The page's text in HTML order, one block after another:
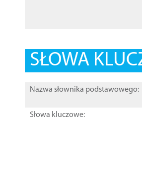
SŁOWA
Nazwa słownika podstawowego:
Słowa kluczowe: